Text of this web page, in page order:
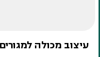
עיצוב מכולה למגורים